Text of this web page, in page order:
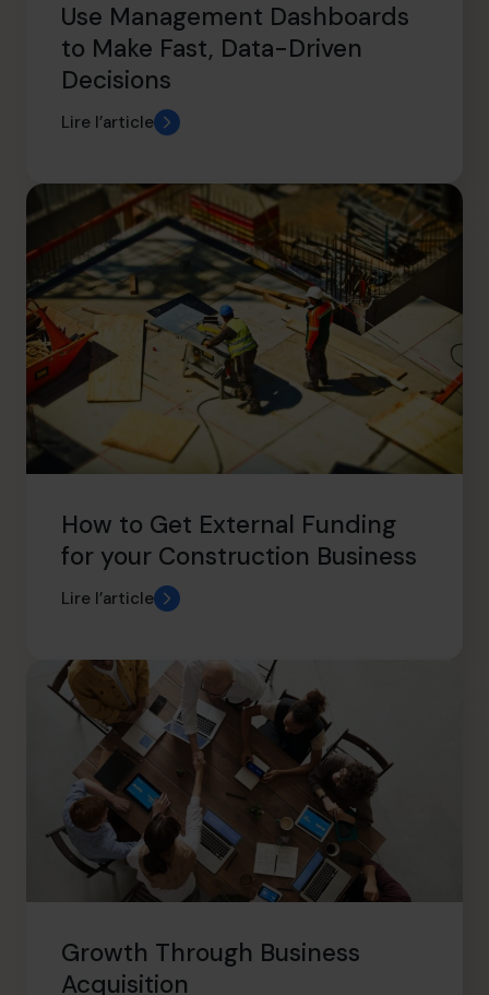
Use Management Dashboards
to Make Fast, Data-Driven
Decisions
Lire l’article
How to Get External Funding
for your Construction Business
Lire l’article
Growth Through Business
Acquisition